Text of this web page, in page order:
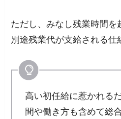
ただし、みなし残業時間を
別途残業代が支給される仕
高い初任給に惹かれる
間や働き方も含めて総